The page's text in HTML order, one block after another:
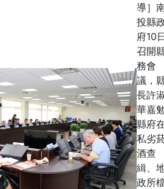
導］
投縣
府10
召開
務會
議，
長許
華嘉
縣府
私劣
酒查
緝、
政所